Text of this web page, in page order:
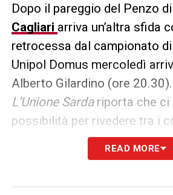
Dopo il pareggio del Penzo
Cagliari arriva un’altra sfida
retrocessa dal campionato
Unipol Domus mercoledì
Alberto Gilardino (ore 20.30).
L’Unione Sardariporta che ci
possibilità per rivedere tra i
Alessandro Di Pardo
provando ad accellerare in
READ MORE